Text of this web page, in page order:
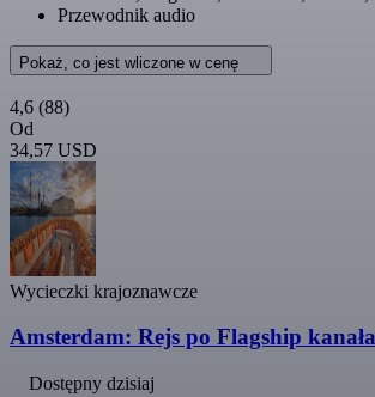
Przewodnik audio
Pokaż, co jest wliczone w cenę
4,6 (88)
Od
34,57 USD
Wycieczki krajoznawcze
Amsterdam: Rejs po Flagship
Dostępny dzisiaj